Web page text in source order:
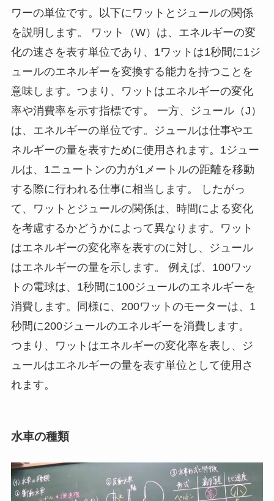
ワーの単位です。以下にワットとジュールの関係
を説明します。 ワット（W）は、エネルギーの変
化の速さを表す単位であり、1ワットは1秒間に1ジ
ュールのエネルギーを変換する能力を持つことを
意味します。つまり、ワットはエネルギーの変化
率や消費率を示す指標です。 一方、ジュール（J）
は、エネルギーの単位です。ジュールは仕事やエ
ネルギーの量を表すために使用されます。1ジュー
ルは、1ニュートンの力が1メートルの距離を移動
する際に行われる仕事に相当します。 したがっ
て、ワットとジュールの関係は、時間による変化
を考慮するかどうかによって異なります。ワット
はエネルギーの変化率を表すのに対し、ジュール
はエネルギーの量を示します。 例えば、100ワッ
トの電球は、1秒間に100ジュールのエネルギーを
消費します。同様に、200ワットのモーターは、1
秒間に200ジュールのエネルギーを消費します。
つまり、ワットはエネルギーの変化率を表し、ジ
ュールはエネルギーの量を表す単位として使用さ
れます。
水車の種類